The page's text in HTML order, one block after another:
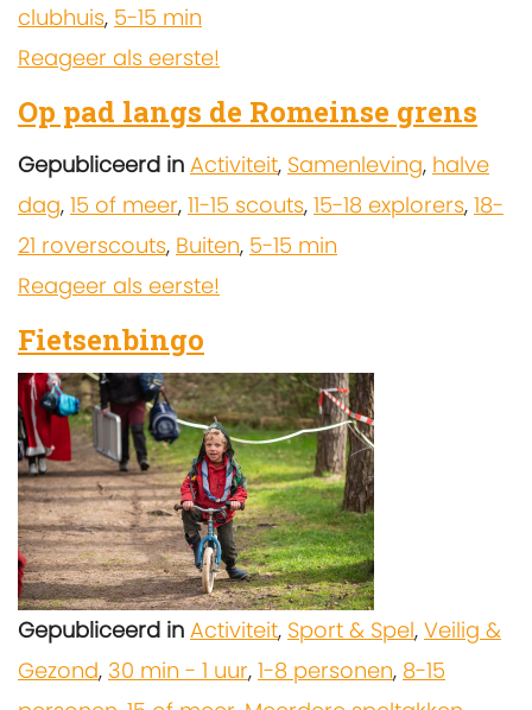
clubhuis, 5-15 min
Reageer als eerste!
Op pad langs de Romeinse grens
Gepubliceerd in Activiteit, Samenleving, halve
dag, 15 of meer, 11-15 scouts, 15-18 explorers, 18-
21 roverscouts, Buiten, 5-15 min
Reageer als eerste!
Fietsenbingo
Gepubliceerd in Activiteit, Sport & Spel, Veilig &
Gezond, 30 min - 1 uur, 1-8 personen, 8-15